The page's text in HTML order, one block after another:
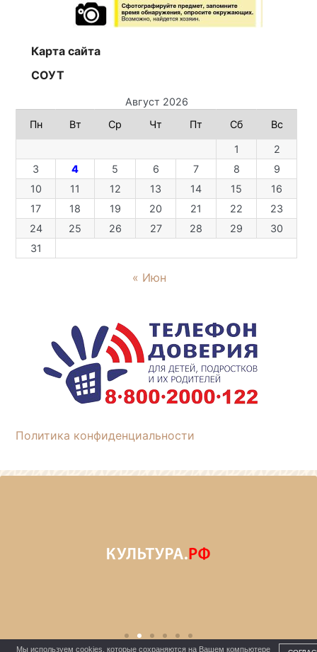
Карта сайта
СОУТ
Август 2026
Пн
Вт Ср Чт Пт Сб Вс
1
2
3
4 5 6 7 8
9
10
11 12 13 14 15
16
17
18 19 20 21 22
23
24
25 26 27 28 29
30
31
« Июн
Политика конфиденциальности
Мы используем cookies, которые сохраняются на Вашем компьютере